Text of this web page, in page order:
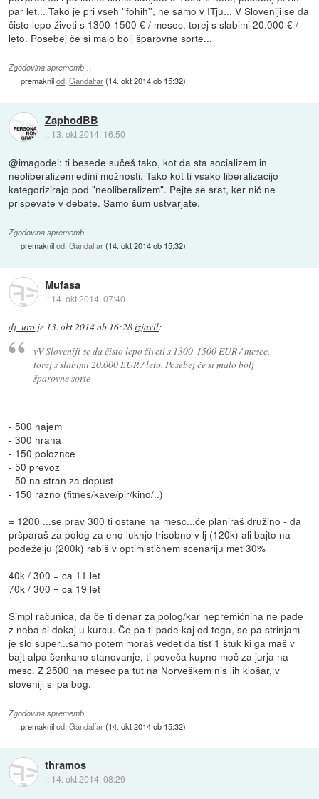
par let... Tako je pri vseh ''fohih'', ne samo v ITju... V Sloveniji se da
čisto lepo živeti s 1300-1500 € / mesec, torej s slabimi 20.000 € /
leto. Posebej če si malo bolj šparovne sorte...
Zgodovina sprememb…
premaknilod:Gandalfar(14. okt 2014 ob 15:32)
ZaphodBB
:: 13. okt 2014, 16:50
@imagodei: ti besede sučeš tako, kot da sta socializem in
neoliberalizem edini možnosti. Tako kot ti vsako liberalizacijo
kategorizirajo pod "neoliberalizem". Pejte se srat, ker nič ne
prispevate v debate. Samo šum ustvarjate.
Zgodovina sprememb…
premaknilod:Gandalfar(14. okt 2014 ob 15:32)
Mufasa
:: 14. okt 2014, 07:40
dj_uro je 13. okt 2014 ob 16:28izjavil:
vV Sloveniji se da čisto lepo živeti s 1300-1500 EUR / mesec,
torej s slabimi 20.000 EUR / leto. Posebej če si malo bolj
šparovne sorte
- 500 najem
- 300 hrana
- 150 poloznce
- 50 prevoz
- 50 na stran za dopust
- 150 razno (fitnes/kave/pir/kino/..)
= 1200 ...se prav 300 ti ostane na mesc...če planiraš družino - da
pršparaš za polog za eno luknjo trisobno v lj (120k) ali bajto na
podeželju (200k) rabiš v optimističnem scenariju met 30%
40k / 300 = ca 11 let
70k / 300 = ca 19 let
Simpl računica, da če ti denar za polog/kar nepremičnina ne pade
z neba si dokaj u kurcu. Če pa ti pade kaj od tega, se pa strinjam
je slo super...samo potem moraš vedet da tist 1 štuk ki ga maš v
bajt alpa šenkano stanovanje, ti poveča kupno moč za jurja na
mesc. Z 2500 na mesec pa tut na Norveškem nis lih klošar, v
sloveniji si pa bog.
Zgodovina sprememb…
premaknilod:Gandalfar(14. okt 2014 ob 15:32)
thramos
:: 14. okt 2014, 08:29